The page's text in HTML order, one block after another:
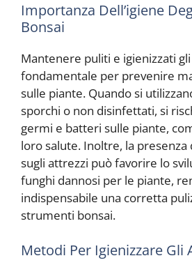
Importanza Dell’igiene
Bonsai
Mantenere puliti e igienizzati
fondamentale per prevenire
sulle piante. Quando si
sporchi o non disinfettati, si
germi e batteri sulle piante,
loro salute. Inoltre, la presenza
sugli attrezzi può favorire lo
funghi dannosi per le piante,
indispensabile una corretta
strumenti bonsai.
Metodi Per Igienizzare Gli